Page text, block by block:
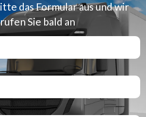
das Formular aus und wir
rufen Sie bald an